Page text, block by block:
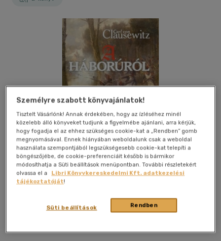
Személyre szabott könyvajánlatok!
Tisztelt Vásárlónk! Annak érdekében, hogy az ízléséhez minél
közelebb álló könyveket tudjunk a figyelmébe ajánlani, arra kérjük,
hogy fogadja el az ehhez szükséges cookie-kat a „Rendben” gomb
megnyomásával. Ennek hiányában weboldalunk csak a weboldal
használata szempontjából legszükségesebb cookie-kat telepíti a
böngészőjébe, de cookie-preferenciáit később is bármikor
módosíthatja a Süti beállítások menüpontban. További részletekért
olvassa el a
Libri Könyvkereskedelmi Kft. adatkezelési
tájékoztatóját!
Rendben
Süti beállítások